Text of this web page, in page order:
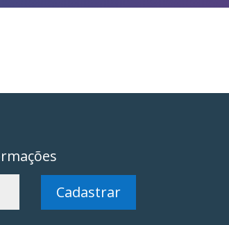
Cadastrar